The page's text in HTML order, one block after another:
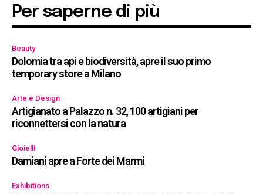
Per saperne di più
Beauty
Dolomia tra api e biodiversità, apre il suo primo
temporary store a Milano
Arte e Design
Artigianato a Palazzo n. 32, 100 artigiani per
riconnettersi con la natura
Gioielli
Damiani apre a Forte dei Marmi
Exhibitions